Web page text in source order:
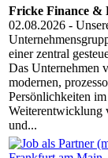
Fricke Finance &
02.08.2026 -
einer zentral
Das Unternehmen
modernen,
Persönlichkeiten
Weiterentwicklung
und...